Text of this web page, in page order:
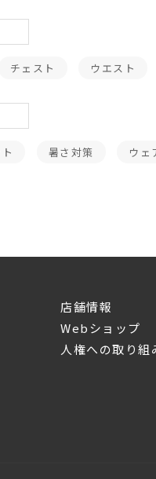
チェスト ウエスト
暑さ対策 ウェ
店舗情報
Webショップ
人権への取り組